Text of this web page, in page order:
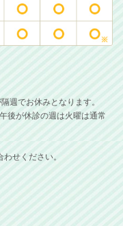
週でお休みとなります。
後が休診の週は火曜は通常
せください。